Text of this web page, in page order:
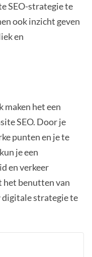
SEO-strategie te
ook inzicht geven
en
maken het een
SEO. Door je
punten en je te
je een
en verkeer
het benutten van
digitale strategie te